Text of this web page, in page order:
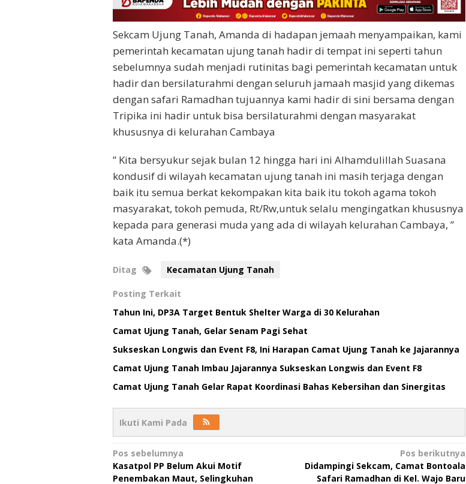
Sekcam Ujung Tanah, Amanda di hadapan jemaah menyampaikan, kami
pemerintah kecamatan ujung tanah hadir di tempat ini seperti tahun
sebelumnya sudah menjadi rutinitas bagi pemerintah kecamatan untuk
hadir dan bersilaturahmi dengan seluruh jamaah masjid yang dikemas
dengan safari Ramadhan tujuannya kami hadir di sini bersama dengan
Tripika ini hadir untuk bisa bersilaturahmi dengan masyarakat
khususnya di kelurahan Cambaya
” Kita bersyukur sejak bulan 12 hingga hari ini Alhamdulillah Suasana
kondusif di wilayah kecamatan ujung tanah ini masih terjaga dengan
baik itu semua berkat kekompakan kita baik itu tokoh agama tokoh
masyarakat, tokoh pemuda, Rt/Rw,untuk selalu mengingatkan khususnya
kepada para generasi muda yang ada di wilayah kelurahan Cambaya, ”
kata Amanda.(*)
Ditag Kecamatan Ujung Tanah
Posting Terkait
Tahun Ini, DP3A Target Bentuk Shelter Warga di 30 Kelurahan
Camat Ujung Tanah, Gelar Senam Pagi Sehat
Sukseskan Longwis dan Event F8, Ini Harapan Camat Ujung Tanah ke Jajarannya
Camat Ujung Tanah Imbau Jajarannya Sukseskan Longwis dan Event F8
Camat Ujung Tanah Gelar Rapat Koordinasi Bahas Kebersihan dan Sinergitas
Ikuti Kami Pada
Navigasi
pos
Pos sebelumnya
Kasatpol PP Belum Akui Motif
Penembakan Maut, Selingkuhan
Pos berikutnya
Didampingi Sekcam, Camat Bontoala
Safari Ramadhan di Kel. Wajo Baru